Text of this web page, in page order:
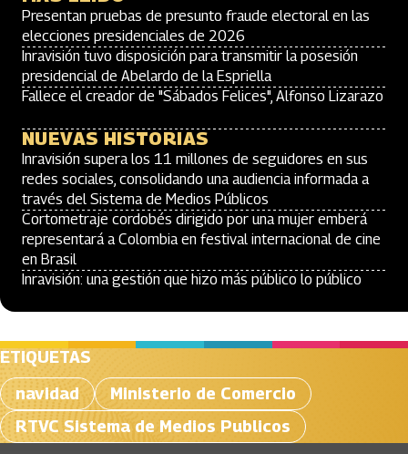
Presentan pruebas de presunto fraude electoral en las
elecciones presidenciales de 2026
Inravisión tuvo disposición para transmitir la posesión
presidencial de Abelardo de la Espriella
Fallece el creador de "Sábados Felices", Alfonso Lizarazo
NUEVAS HISTORIAS
Inravisión supera los 11 millones de seguidores en sus
redes sociales, consolidando una audiencia informada a
través del Sistema de Medios Públicos
Cortometraje cordobés dirigido por una mujer emberá
representará a Colombia en festival internacional de cine
en Brasil
Inravisión: una gestión que hizo más público lo público
ETIQUETAS
navidad
Ministerio de Comercio
RTVC Sistema de Medios Publicos